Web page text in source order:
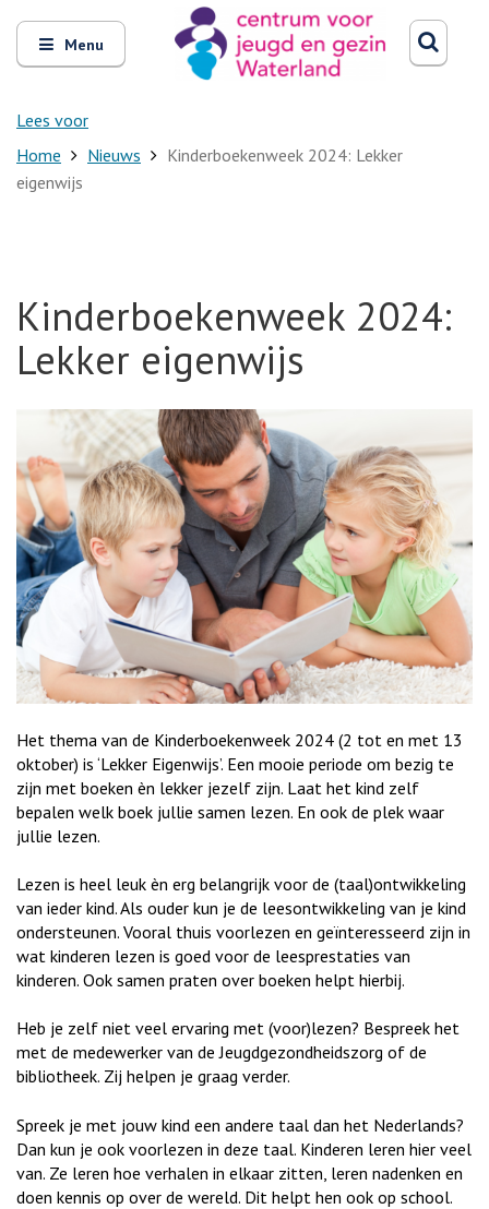
Open
en
sluit
Menu
Lees voor
Zoeken
Home Nieuws
Kinderboekenweek 2024: Lekker
eigenwijs
Kinderboekenweek 2024:
Lekker eigenwijs
Het thema van de Kinderboekenweek 2024 (2 tot en met 13
oktober) is ‘Lekker Eigenwijs’. Een mooie periode om bezig te
zijn met boeken èn lekker jezelf zijn. Laat het kind zelf
bepalen welk boek jullie samen lezen. En ook de plek waar
jullie lezen.
Lezen is heel leuk èn erg belangrijk voor de (taal)ontwikkeling
van ieder kind. Als ouder kun je de leesontwikkeling van je kind
ondersteunen. Vooral thuis voorlezen en geïnteresseerd zijn in
wat kinderen lezen is goed voor de leesprestaties van
kinderen. Ook samen praten over boeken helpt hierbij.
Heb je zelf niet veel ervaring met (voor)lezen? Bespreek het
met de medewerker van de Jeugdgezondheidszorg of de
bibliotheek. Zij helpen je graag verder.
Spreek je met jouw kind een andere taal dan het Nederlands?
Dan kun je ook voorlezen in deze taal. Kinderen leren hier veel
van. Ze leren hoe verhalen in elkaar zitten, leren nadenken en
doen kennis op over de wereld. Dit helpt hen ook op school.